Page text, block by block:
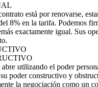
está por renovarse,
8% en la tarifa. Podemos
exactamente igual. Sus
utilizando el poder
poder constructivo y
la negociación como un